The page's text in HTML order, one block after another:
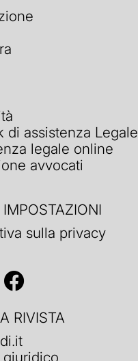
di assistenza Legale
legale online
avvocati
IMPOSTAZIONI
sulla privacy
RIVISTA